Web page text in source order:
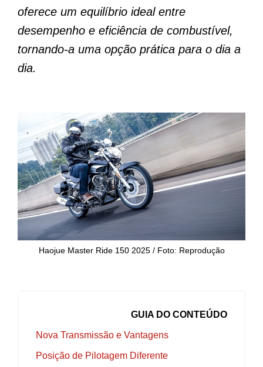
oferece um equilíbrio ideal entre
desempenho e eficiência de combustível,
tornando-a uma opção prática para o dia a
dia.
Haojue Master Ride 150 2025 / Foto: Reprodução
GUIA DO CONTEÚDO
Nova Transmissão e Vantagens
Posição de Pilotagem Diferente